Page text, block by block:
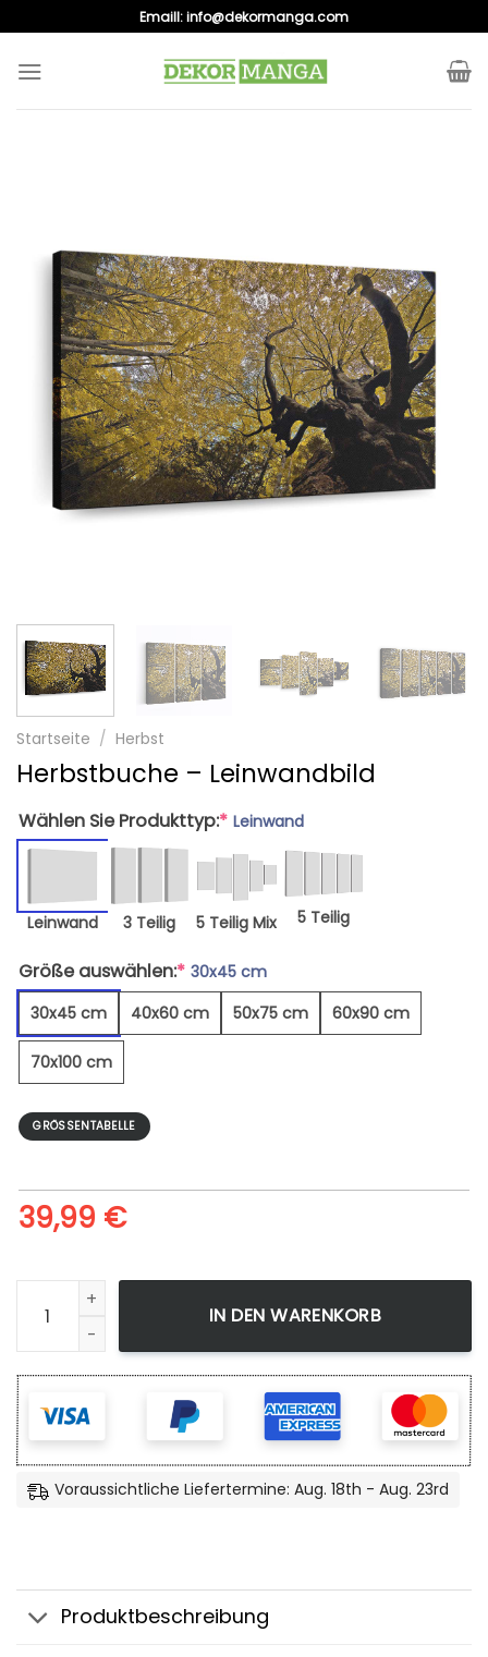
to
content
Emaill:info@dekormanga.com
Startseite / Herbst
Herbstbuche – Leinwandbild
Wählen Sie Produkttyp:* Leinwand
Leinwand 3 Teilig 5 Teilig Mix 5 Teilig
Größe auswählen:* 30x45 cm
30x45 cm
40x60 cm 50x75 cm 60x90 cm
70x100 cm
GRÖSSENTABELLE
39,99 €
Herbstbuche - Leinwandbild Menge
IN DEN WARENKORB
Voraussichtliche Liefertermine: Aug. 18th - Aug. 23rd
Produktbeschreibung